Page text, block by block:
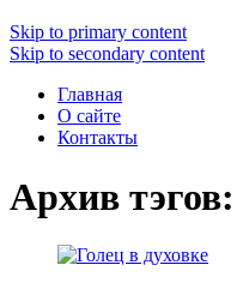
Skip to primary content
Skip to secondary content
Главная
О сайте
Контакты
Архив тэгов: